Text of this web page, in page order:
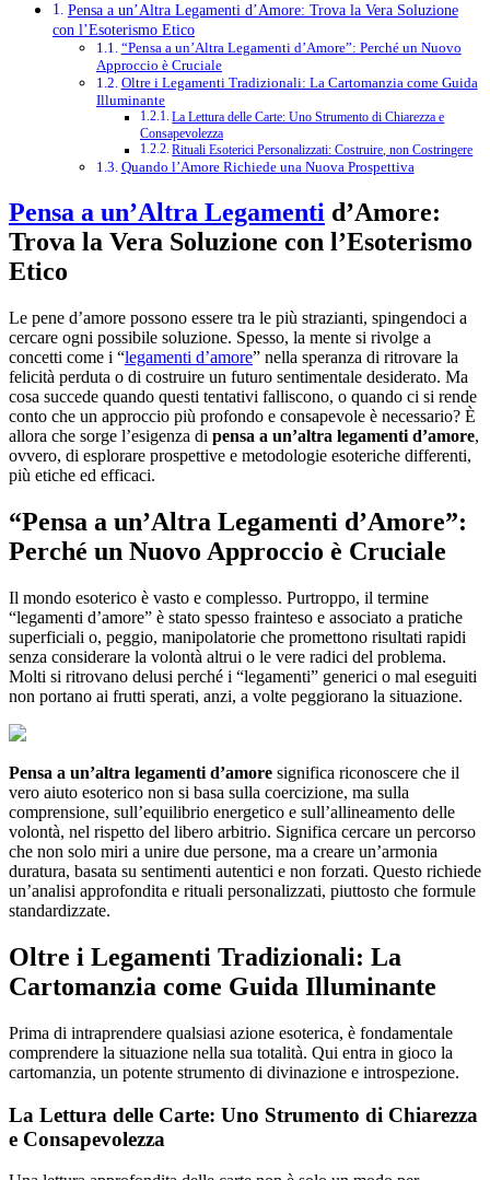
Pensa a un’Altra Legamenti d’Amore: Trova la Vera Soluzione
con l’Esoterismo Etico
“Pensa a un’Altra Legamenti d’Amore”: Perché un Nuovo
Approccio è Cruciale
Oltre i Legamenti Tradizionali: La Cartomanzia come Guida
Illuminante
La Lettura delle Carte: Uno Strumento di Chiarezza e
Consapevolezza
Rituali Esoterici Personalizzati: Costruire, non Costringere
Quando l’Amore Richiede una Nuova Prospettiva
Pensa a un’Altra Legamenti d’Amore:
Trova la Vera Soluzione con l’Esoterismo
Etico
Le pene d’amore possono essere tra le più strazianti, spingendoci a
cercare ogni possibile soluzione. Spesso, la mente si rivolge a
concetti come i “legamenti d’amore” nella speranza di ritrovare la
felicità perduta o di costruire un futuro sentimentale desiderato. Ma
cosa succede quando questi tentativi falliscono, o quando ci si rende
conto che un approccio più profondo e consapevole è necessario? È
allora che sorge l’esigenza di pensa a un’altra legamenti d’amore,
ovvero, di esplorare prospettive e metodologie esoteriche differenti,
più etiche ed efficaci.
“Pensa a un’Altra Legamenti d’Amore”:
Perché un Nuovo Approccio è Cruciale
Il mondo esoterico è vasto e complesso. Purtroppo, il termine
“legamenti d’amore” è stato spesso frainteso e associato a pratiche
superficiali o, peggio, manipolatorie che promettono risultati rapidi
senza considerare la volontà altrui o le vere radici del problema.
Molti si ritrovano delusi perché i “legamenti” generici o mal eseguiti
non portano ai frutti sperati, anzi, a volte peggiorano la situazione.
Pensa a un’altra legamenti d’amore significa riconoscere che il
vero aiuto esoterico non si basa sulla coercizione, ma sulla
comprensione, sull’equilibrio energetico e sull’allineamento delle
volontà, nel rispetto del libero arbitrio. Significa cercare un percorso
che non solo miri a unire due persone, ma a creare un’armonia
duratura, basata su sentimenti autentici e non forzati. Questo richiede
un’analisi approfondita e rituali personalizzati, piuttosto che formule
standardizzate.
Oltre i Legamenti Tradizionali: La
Cartomanzia come Guida Illuminante
Prima di intraprendere qualsiasi azione esoterica, è fondamentale
comprendere la situazione nella sua totalità. Qui entra in gioco la
cartomanzia, un potente strumento di divinazione e introspezione.
La Lettura delle Carte: Uno Strumento di Chiarezza
e Consapevolezza